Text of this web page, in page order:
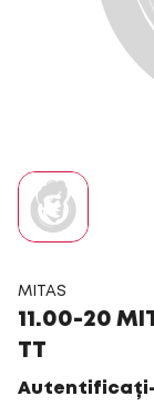
MITAS
11.00-20
TT
Autentificați-